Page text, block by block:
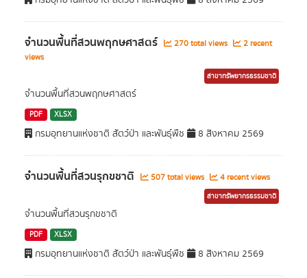
จำนวนพื้นที่สวนพฤกษศาสตร์ 270 total views
2 recent
views
สาขาทรัพยากรธรรมชาติ
จำนวนพื้นที่สวนพฤกษศาสตร์
PDF XLSX
กรมอุทยานแห่งชาติ สัตว์ป่า และพันธุ์พืช 8 สิงหาคม 2569
จำนวนพื้นที่สวนรุกขชาติ 507 total views 4 recent views
สาขาทรัพยากรธรรมชาติ
จำนวนพื้นที่สวนรุกขชาติ
PDF XLSX
กรมอุทยานแห่งชาติ สัตว์ป่า และพันธุ์พืช 8 สิงหาคม 2569